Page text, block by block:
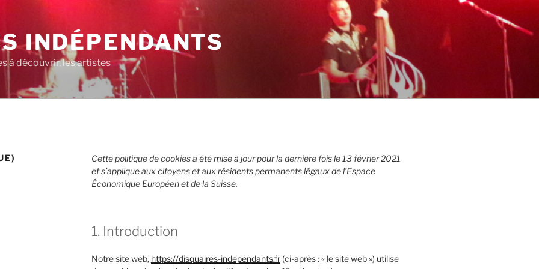
INDÉPENDANTS
à découvrir, les artistes
Cette politique de cookies a été mise à jour pour la dernière fois le 13 février 2021
et s’applique aux citoyens et aux résidents permanents légaux de l’Espace
Économique Européen et de la Suisse.
1. Introduction
Notre site web, https://disquaires-independants.fr(ci-après : « le site web ») utilise